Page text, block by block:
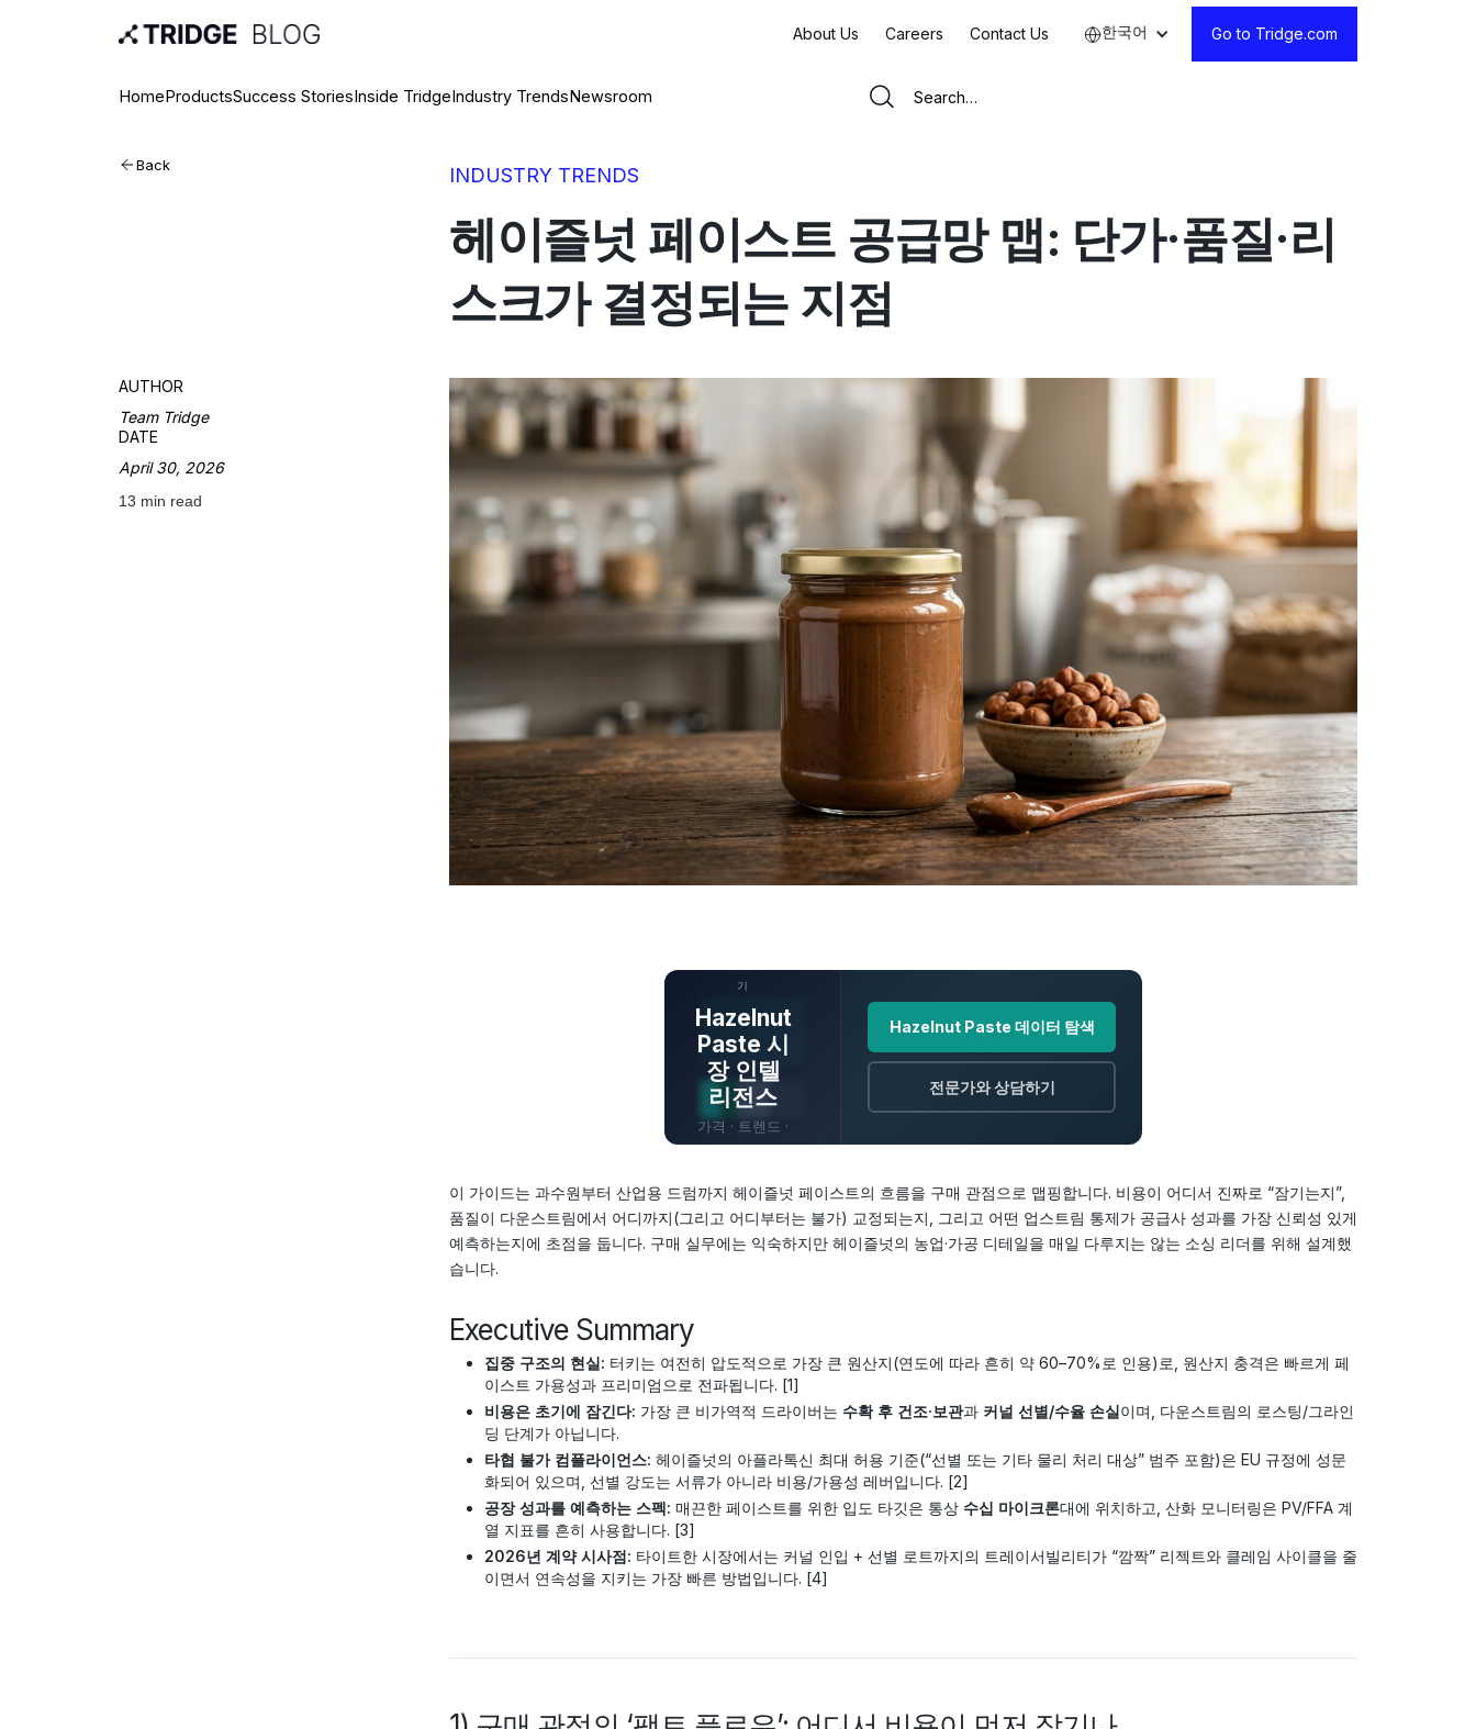
About Us Careers Contact Us 한국어 Go to Tridge.com
HomeProductsSuccess StoriesInside TridgeIndustry TrendsNewsroom
Back INDUSTRY TRENDS
헤이즐넛 페이스트 공급망 맵: 단가·품질·리
스크가 결정되는 지점
AUTHOR
Team Tridge
DATE
April 30, 2026
13 min read
기
Hazelnut
Paste 시
장 인텔
리전스
가격 · 트렌드 ·
Hazelnut Paste 데이터 탐색
전문가와 상담하기
이 가이드는 과수원부터 산업용 드럼까지 헤이즐넛 페이스트의 흐름을 구매 관점으로 맵핑합니다. 비용이 어디서 진짜로 “잠기는지”,
품질이 다운스트림에서 어디까지(그리고 어디부터는 불가) 교정되는지, 그리고 어떤 업스트림 통제가 공급사 성과를 가장 신뢰성 있게
예측하는지에 초점을 둡니다. 구매 실무에는 익숙하지만 헤이즐넛의 농업·가공 디테일을 매일 다루지는 않는 소싱 리더를 위해 설계했
습니다.
Executive Summary
집중 구조의 현실: 터키는 여전히 압도적으로 가장 큰 원산지(연도에 따라 흔히 약 60–70%로 인용)로, 원산지 충격은 빠르게 페
이스트 가용성과 프리미엄으로 전파됩니다. [1]
비용은 초기에 잠긴다: 가장 큰 비가역적 드라이버는 수확 후 건조·보관과 커널 선별/수율 손실이며, 다운스트림의 로스팅/그라인
딩 단계가 아닙니다.
타협 불가 컴플라이언스: 헤이즐넛의 아플라톡신 최대 허용 기준(“선별 또는 기타 물리 처리 대상” 범주 포함)은 EU 규정에 성문
화되어 있으며, 선별 강도는 서류가 아니라 비용/가용성 레버입니다. [2]
공장 성과를 예측하는 스펙: 매끈한 페이스트를 위한 입도 타깃은 통상 수십 마이크론대에 위치하고, 산화 모니터링은 PV/FFA 계
열 지표를 흔히 사용합니다. [3]
2026년 계약 시사점: 타이트한 시장에서는 커널 인입 + 선별 로트까지의 트레이서빌리티가 “깜짝” 리젝트와 클레임 사이클을 줄
이면서 연속성을 지키는 가장 빠른 방법입니다. [4]